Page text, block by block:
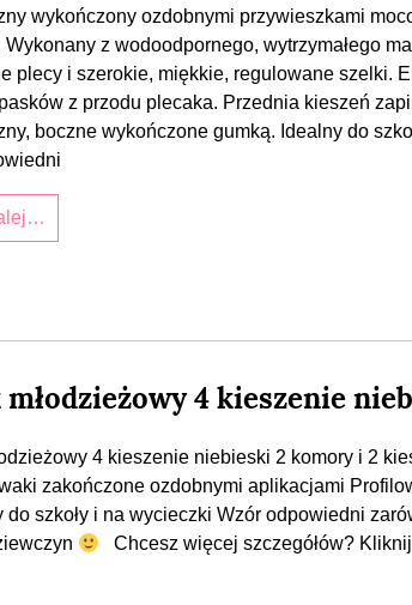
wykończony ozdobnymi przywieszkami
z wodoodpornego, wytrzymałego
plecy i szerokie, miękkie, regulowane szelki.
z przodu plecaka. Przednia kieszeń
boczne wykończone gumką. Idealny do
młodzieżowy 4 kieszenie
4 kieszenie niebieski 2 komory i 2
zakończone ozdobnymi aplikacjami
do szkoły i na wycieczki Wzór odpowiedni
Chcesz więcej szczegółów?